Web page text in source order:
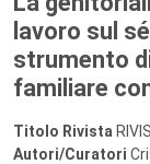
lavoro sul
strumento
familiare
Titolo Rivista
Autori/Curatori